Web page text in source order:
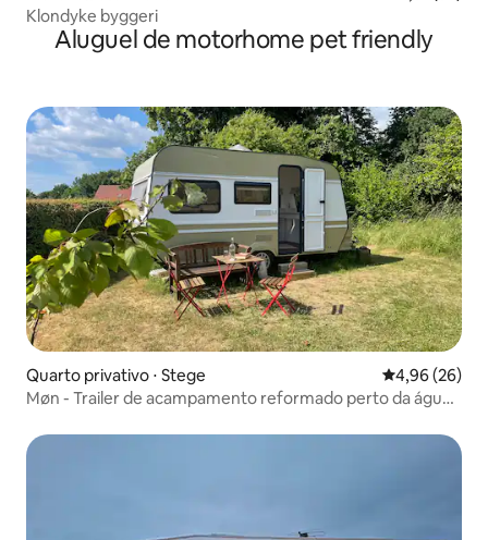
Klondyke byggeri
Aluguel de motorhome pet friendly
Quarto privativo ⋅ Stege 4,96 de uma
4,96 (26)
Møn - Trailer de acampamento reformado perto da água